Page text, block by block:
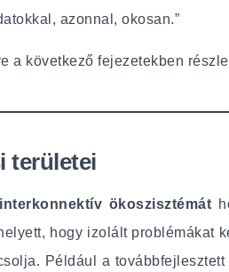
azonnal, okosan.”
következő fejezetekben
területei
interkonnektív ökoszisztémát
hogy izolált problémákat
Például a